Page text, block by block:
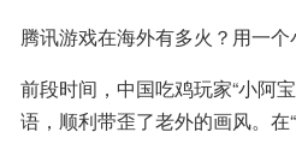
腾讯游戏在海外有多火？用一个
前段时间，中国吃鸡玩家“小阿
语，顺利带歪了老外的画风。在